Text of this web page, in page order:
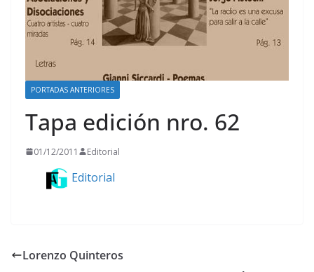
PORTADAS ANTERIORES
Tapa edición nro. 62
01/12/2011 Editorial
Editorial
Lorenzo Quinteros